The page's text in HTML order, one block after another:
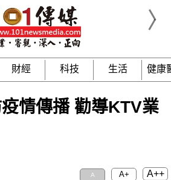
財經 科技 生活 健康
情傳播 勸導KTV業
A A+ A++